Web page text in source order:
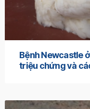
Bệnh Newcastle
triệu chứng và